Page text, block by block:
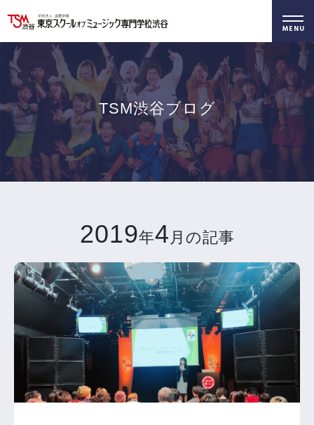
学科・専攻 資料請求 オープンキャンパス
TSM渋谷ブログ
2019年4 月の記事